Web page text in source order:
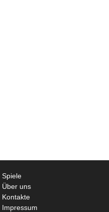
Spiele
Über uns
Kontakte
Impressum